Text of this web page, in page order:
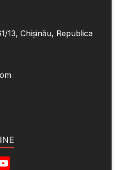
13, Chișinău, Republica